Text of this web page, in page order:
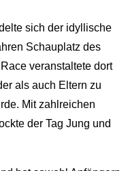
sich der idyllische
Schauplatz des
veranstaltete dort
als auch Eltern zu
Mit zahlreichen
der Tag Jung und